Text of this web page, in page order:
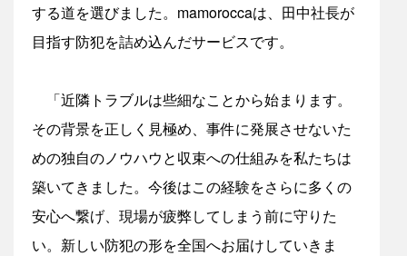
する道を選びました。mamoroccaは、田中社長が
目指す防犯を詰め込んだサービスです。
「近隣トラブルは些細なことから始まります。
その背景を正しく見極め、事件に発展させないた
めの独自のノウハウと収束への仕組みを私たちは
築いてきました。今後はこの経験をさらに多くの
安心へ繋げ、現場が疲弊してしまう前に守りた
い。新しい防犯の形を全国へお届けしていきま